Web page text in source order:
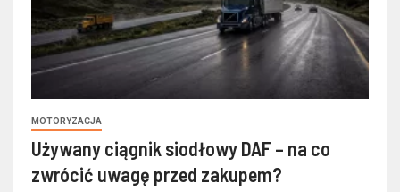
MOTORYZACJA
Używany ciągnik siodłowy DAF – na co
zwrócić uwagę przed zakupem?